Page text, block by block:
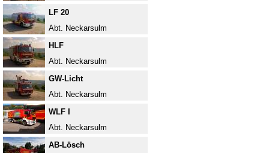
LF 20
Abt. Neckarsulm
HLF
Abt. Neckarsulm
GW-Licht
Abt. Neckarsulm
WLF I
Abt. Neckarsulm
AB-Lösch